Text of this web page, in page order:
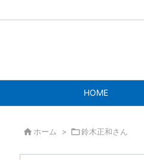
HOME
 ホーム > 鈴木正和さん